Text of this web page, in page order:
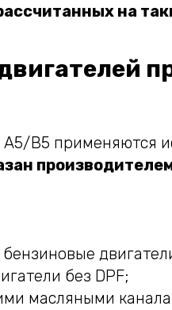
на
B5 применяются
без DPF;
масляными